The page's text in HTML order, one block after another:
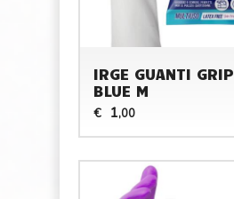
IRGE GUANTI GRIP
BLUE M
€ 1,00